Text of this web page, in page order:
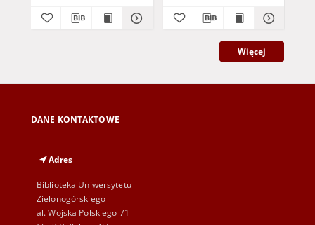
Więcej
DANE KONTAKTOWE
Adres
Biblioteka Uniwersytetu
Zielonogórskiego
al. Wojska Polskiego 71